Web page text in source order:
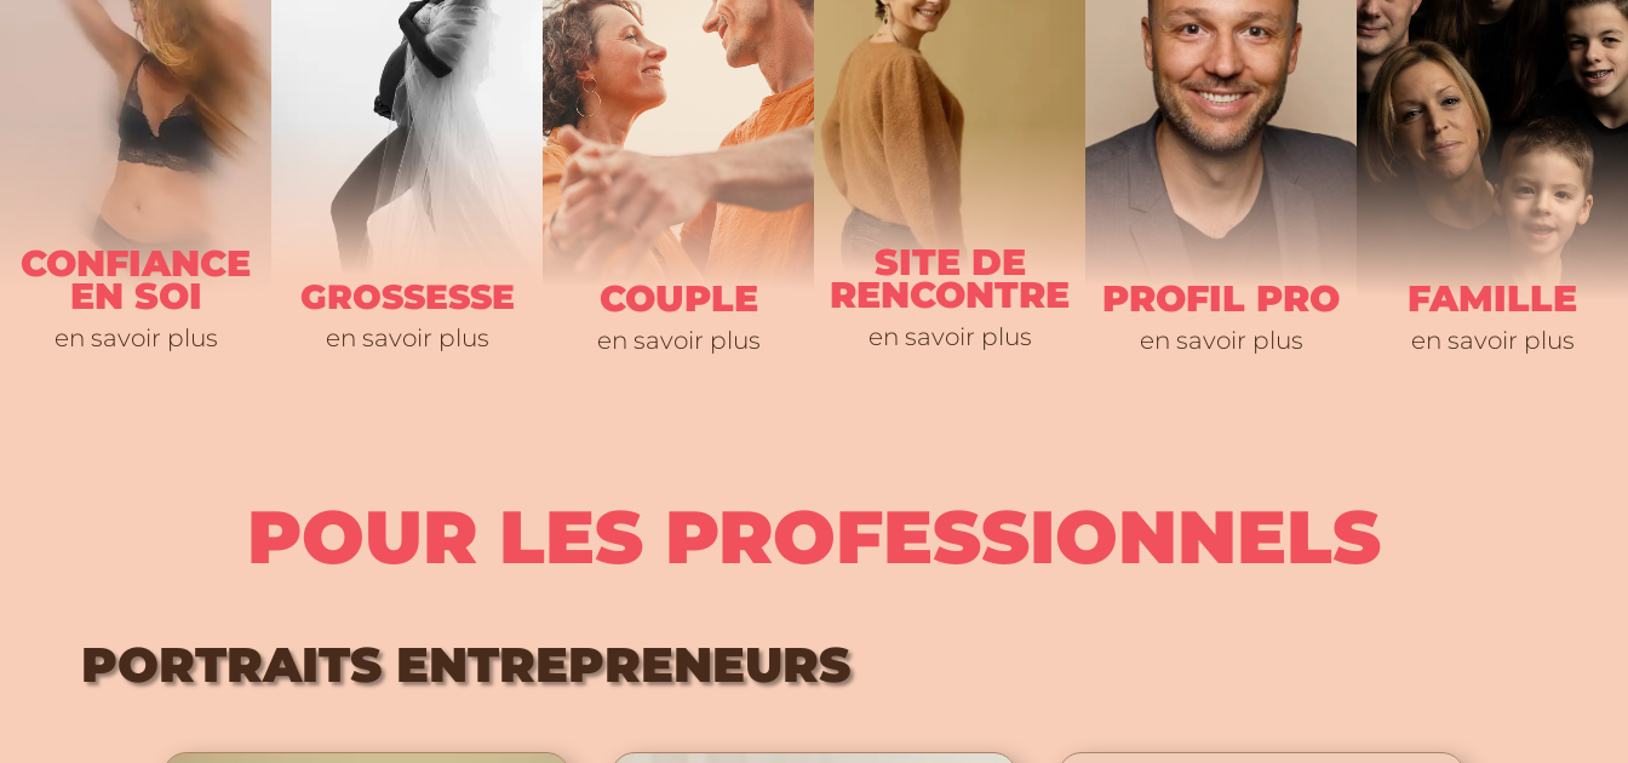
CONFIANCE
EN SOI
en savoir plus
GROSSESSE
en savoir plus
COUPLE
en savoir plus
SITE DE
RENCONTRE
en savoir plus
PROFIL PRO
en savoir plus
FAMILLE
en savoir plus
POUR LES PROFESSIONNELS
PORTRAITS ENTREPRENEURS